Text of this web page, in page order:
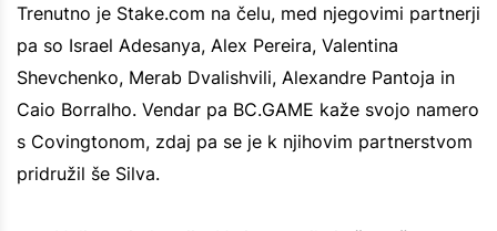
Trenutno je Stake.com na čelu, med njegovimi partnerji
pa so Israel Adesanya, Alex Pereira, Valentina
Shevchenko, Merab Dvalishvili, Alexandre Pantoja in
Caio Borralho. Vendar pa BC.GAME kaže svojo namero
s Covingtonom, zdaj pa se je k njihovim partnerstvom
pridružil še Silva.